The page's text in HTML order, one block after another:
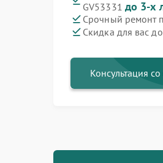
GV53331 до 3-х
Срочный ремонт
Скидка для вас до
Консультация